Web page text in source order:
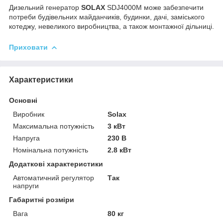
Дизельний генератор SOLAX SDJ4000M може забезпечити
потреби будівельних майданчиків, будинки, дачі, заміського
котеджу, невеликого виробництва, а також монтажної дільниці.
Приховати
Характеристики
Основні
Виробник
Solax
Максимальна потужність
3 кВт
Напруга
230 В
Номінальна потужність
2.8 кВт
Додаткові характеристики
Автоматичний регулятор
напруги
Так
Габаритні розміри
Вага
80 кг